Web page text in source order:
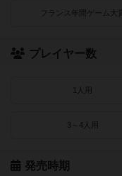
フランス年間ゲーム大賞
プレイヤー数
1人用
3～4人用
発売時期